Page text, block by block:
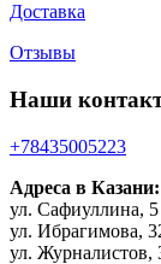
Доставка
Отзывы
Наши
+78435005223
Адреса в Казани:
ул. Сафиуллина, 5
ул. Ибрагимова,
ул. Журналистов,